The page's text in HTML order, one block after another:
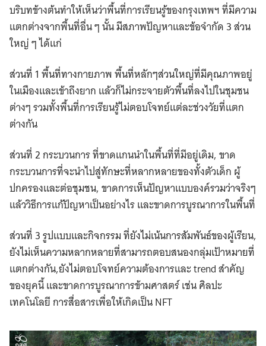
บริบทข้างต้นทำให้เห็นว่าพื้นที่การเรียนรู้ของกรุงเทพฯ ที่มีความ
แตกต่างจากพื้นที่อื่น ๆ นั้น มีสภาพปัญหาและข้อจำกัด 3 ส่วน
ใหญ่ ๆ ได้แก่
ส่วนที่ 1 พื้นที่ทางกายภาพ พื้นที่หลักๆส่วนใหญ่ที่มีคุณภาพอยู่
ในเมืองและเข้าถึงยาก แล้วก็ไม่กระจายตัวพื้นที่ลงไปในชุมชน
ต่างๆ รวมทั้งพื้นที่การเรียนรู้ไม่ตอบโจทย์แต่ละช่วงวัยที่แตก
ต่างกัน
ส่วนที่ 2 กระบวนการ ที่ขาดแกนนำในพื้นที่ที่มีอยู่เดิม, ขาด
กระบวนการที่จะนำไปสู่ทักษะที่หลากหลายของทั้งตัวเด็ก ผู้
ปกครองและต่อชุมชน, ขาดการเห็นปัญหาแบบองค์รวมว่าจริงๆ
แล้ววิธีการแก้ปัญหาเป็นอย่างไร และขาดการบูรณาการในพื้นที่
ส่วนที่ 3 รูปแบบและกิจกรรม ที่ยังไม่เน้นการสัมพันธ์ของผู้เรียน,
ยังไม่เห็นความหลากหลายที่สามารถตอบสนองกลุ่มเป้าหมายที่
แตกต่างกัน,ยังไม่ตอบโจทย์ความต้องการและ trend สำคัญ
ของยุคนี้ และขาดการบูรณาการข้ามศาสตร์ เช่น ศิลปะ
เทคโนโลยี การสื่อสารเพื่อให้เกิดเป็น NFT